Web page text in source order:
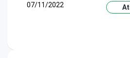
07/11/2022